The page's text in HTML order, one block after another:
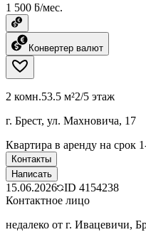
1 500 ƃ/мес.
Конвертер валют
2 комн.53.5 м²2/5 этаж
г. Брест, ул. Махновича, 17
Квартира в аренду на срок
Контакты
Написать
15.06.2026 ID 4154238
Контактное лицо
недалеко от г. Ивацевичи,